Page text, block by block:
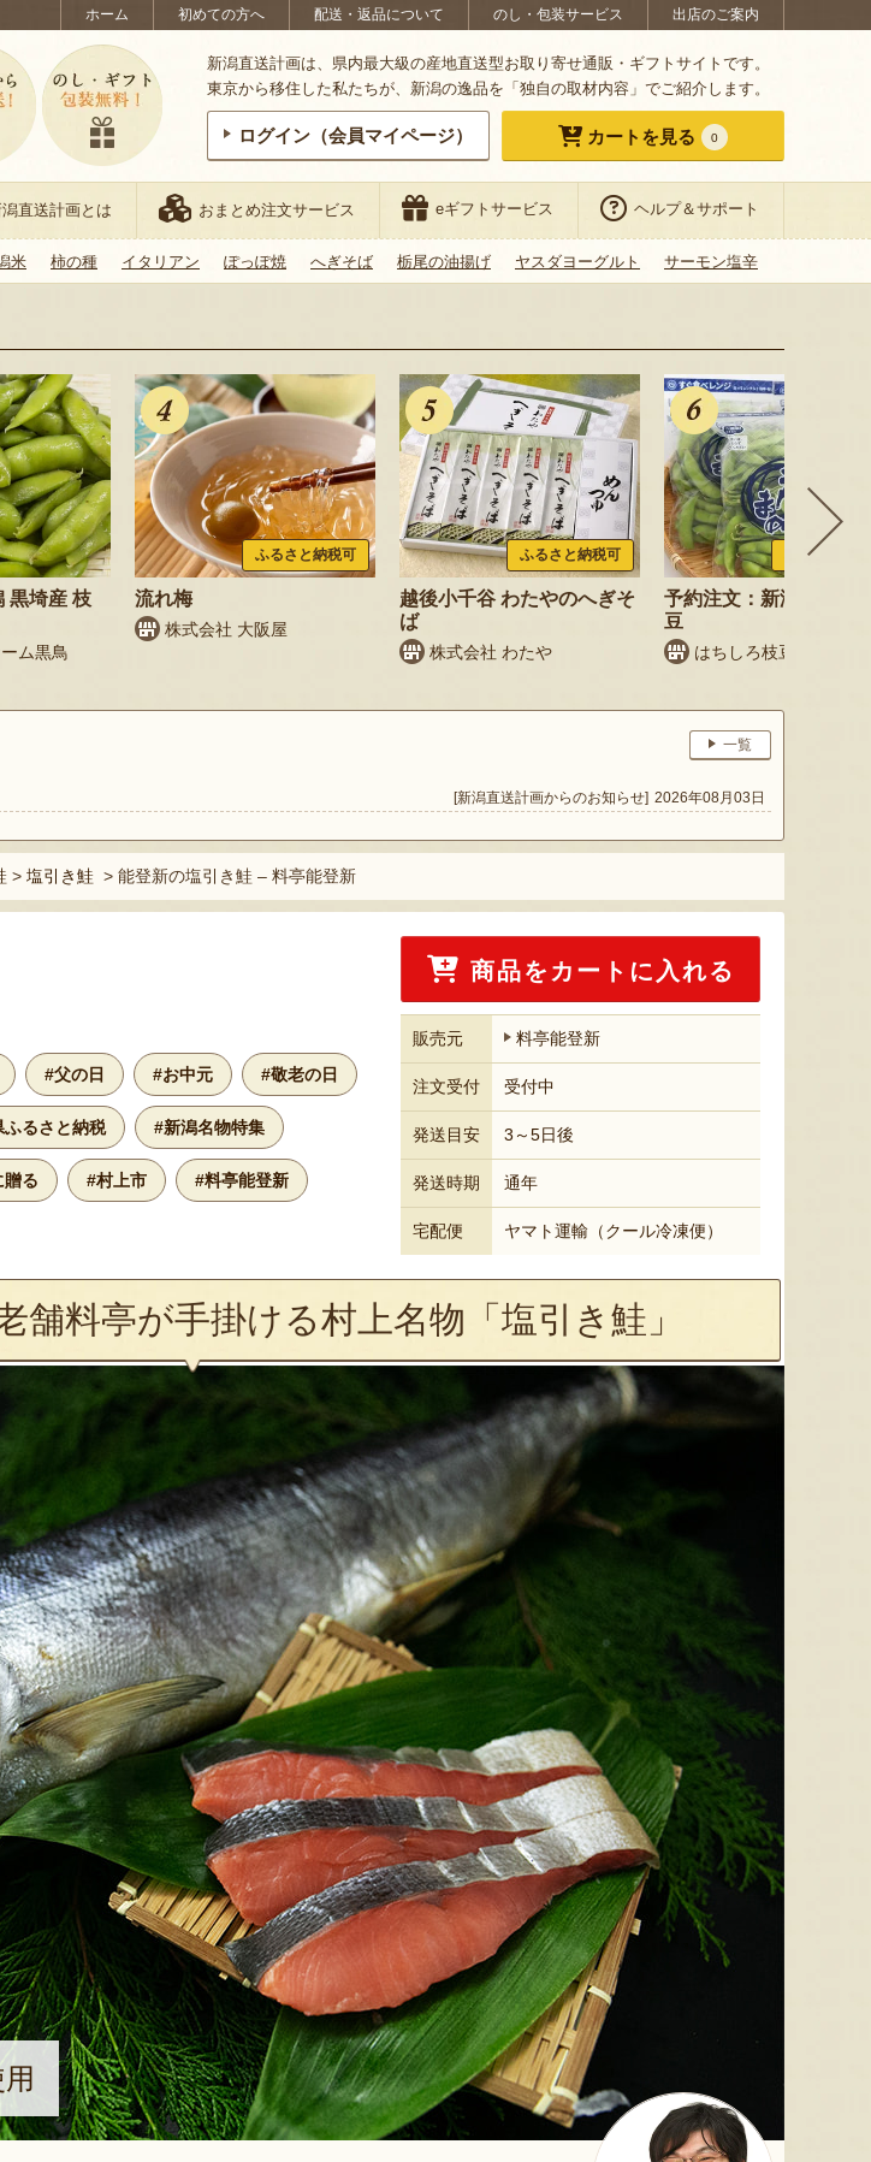
ホーム 初めての方へ 配送・返品について のし・包装サービス 出店のご案内
新潟直送計画は、県内最大級の産地直送型お取り寄せ通販・ギフトサイトです。
東京から移住した私たちが、新潟の逸品を「独自の取材内容」でご紹介します。
ログイン（会員マイページ） カートを見る 0
潟直送計画とは おまとめ注文サービス eギフトサービス ヘルプ＆サポート
米 柿の種 イタリアン ぽっぽ焼 へぎそば 栃尾の油揚げ ヤスダヨーグルト サーモン塩辛
黒埼産 枝
ム黒鳥
ふるさと納税可
流れ梅
株式会社 大阪屋
ふるさと納税可
越後小千谷 わたやのへぎそ
ば
株式会社 わたや
ふるさと納
予約注文：新潟産 枝豆
豆
はちしろ枝豆農園
一覧
[新潟直送計画からのお知らせ] 2026年08月03日
> 塩引き鮭 > 能登新の塩引き鮭 – 料亭能登新
#父の日 #お中元 #敬老の日
ふるさと納税 #新潟名物特集
贈る #村上市 #料亭能登新
商品をカートに入れる
販売元 料亭能登新
注文受付 受付中
発送目安 3～5日後
発送時期 通年
宅配便 ヤマト運輸（クール冷凍便）
舗料亭が手掛ける村上名物「塩引き鮭」